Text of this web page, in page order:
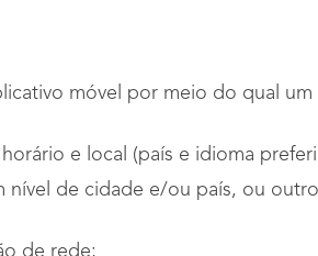
móvel por meio do qual
e local (país e idioma
nível de cidade e/ou país, ou
de rede;